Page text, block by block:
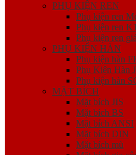
PHỤ KIỆN REN
Phụ kiện ren
Phụ kiện ren K1
Phụ kiện ren
PHỤ KIỆN HÀN
Phụ kiện hàn
Phụ Kiện Hàn
Phụ kiện hàn
MẶT BÍCH
Mặt bích JIS
Mặt bích BS
Mặt bích ANSI
Mặt bích DIN
Mặt bích mù